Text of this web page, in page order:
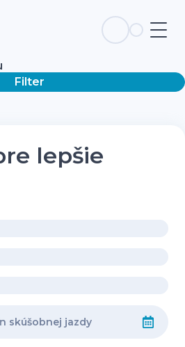
Filter
lepšie